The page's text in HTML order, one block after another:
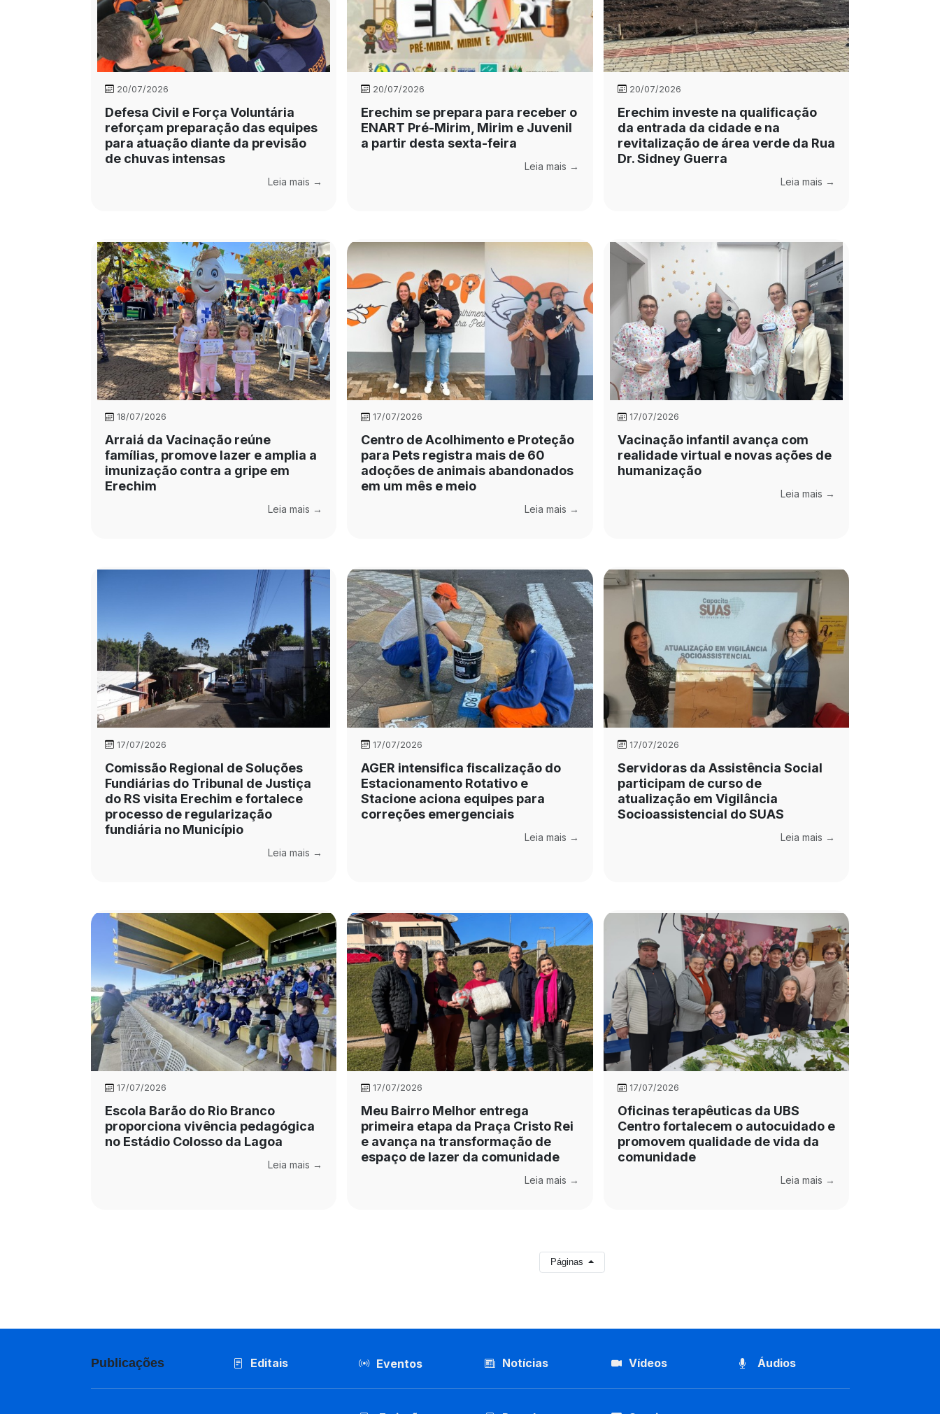
20/07/2026
Defesa Civil e Força Voluntária
reforçam preparação das equipes
para atuação diante da previsão
de chuvas intensas
Leia mais →
20/07/2026
Erechim se prepara para receber o
ENART Pré-Mirim, Mirim e Juvenil
a partir desta sexta-feira
Leia mais →
20/07/2026
Erechim investe na qualificação
da entrada da cidade e na
revitalização de área verde da Rua
Dr. Sidney Guerra
Leia mais →
18/07/2026
Arraiá da Vacinação reúne
famílias, promove lazer e amplia a
imunização contra a gripe em
Erechim
Leia mais →
17/07/2026
Centro de Acolhimento e Proteção
para Pets registra mais de 60
adoções de animais abandonados
em um mês e meio
Leia mais →
17/07/2026
Vacinação infantil avança com
realidade virtual e novas ações de
humanização
Leia mais →
17/07/2026
Comissão Regional de Soluções
Fundiárias do Tribunal de Justiça
do RS visita Erechim e fortalece
processo de regularização
fundiária no Município
Leia mais →
17/07/2026
AGER intensifica fiscalização do
Estacionamento Rotativo e
Stacione aciona equipes para
correções emergenciais
Leia mais →
17/07/2026
Servidoras da Assistência Social
participam de curso de
atualização em Vigilância
Socioassistencial do SUAS
Leia mais →
17/07/2026
Escola Barão do Rio Branco
proporciona vivência pedagógica
no Estádio Colosso da Lagoa
Leia mais →
17/07/2026
Meu Bairro Melhor entrega
primeira etapa da Praça Cristo Rei
e avança na transformação de
espaço de lazer da comunidade
Leia mais →
17/07/2026
Oficinas terapêuticas da UBS
Centro fortalecem o autocuidado e
promovem qualidade de vida da
comunidade
Leia mais →
Páginas
Publicações Editais Eventos Notícias Vídeos Áudios